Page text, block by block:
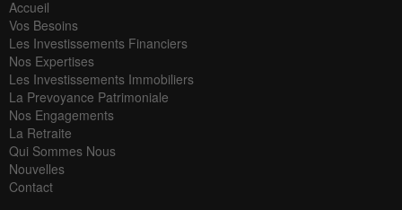
Accueil
Vos Besoins
Les Investissements Financiers
Nos Expertises
Les Investissements Immobiliers
La Prevoyance Patrimoniale
Nos Engagements
La Retraite
Qui Sommes Nous
Nouvelles
Contact